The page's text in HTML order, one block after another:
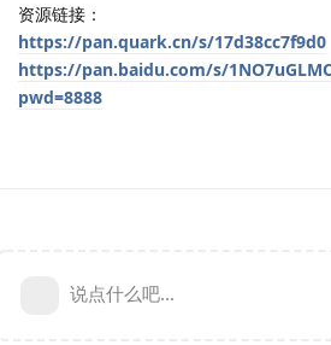
资源链接：
https://pan.quark.cn/s/17d38cc7f9d0
https://pan.baidu.com/s/
pwd=8888
说点什么吧...